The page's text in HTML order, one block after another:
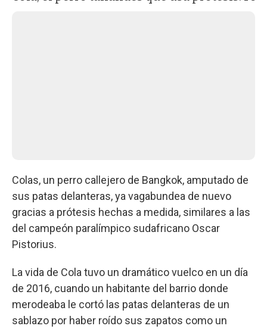
Colas, un perro callejero de Bangkok, amputado de
sus patas delanteras, ya vagabundea de nuevo
gracias a prótesis hechas a medida, similares a las
del campeón paralímpico sudafricano Oscar
Pistorius.
La vida de Cola tuvo un dramático vuelco en un día
de 2016, cuando un habitante del barrio donde
merodeaba le cortó las patas delanteras de un
sablazo por haber roído sus zapatos como un